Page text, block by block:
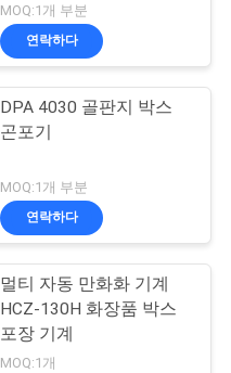
MOQ:1개 부분
연락하다
DPA 4030 골판지 박스
곤포기
MOQ:1개 부분
연락하다
멀티 자동 만화화 기계
HCZ-130H 화장품 박스
포장 기계
MOQ:1개